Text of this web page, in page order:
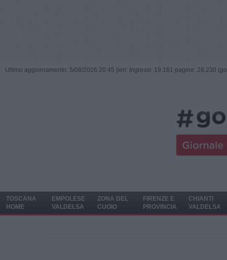
Ultimo aggiornamento: 5/08/2026 20:45 | ieri: Ingressi: 19.161 pagine: 28.230
TOSCANA
HOME
EMPOLESE
VALDELSA
ZONA DEL
CUOIO
FIRENZE E
PROVINCIA
CHIANTI
VALDELSA